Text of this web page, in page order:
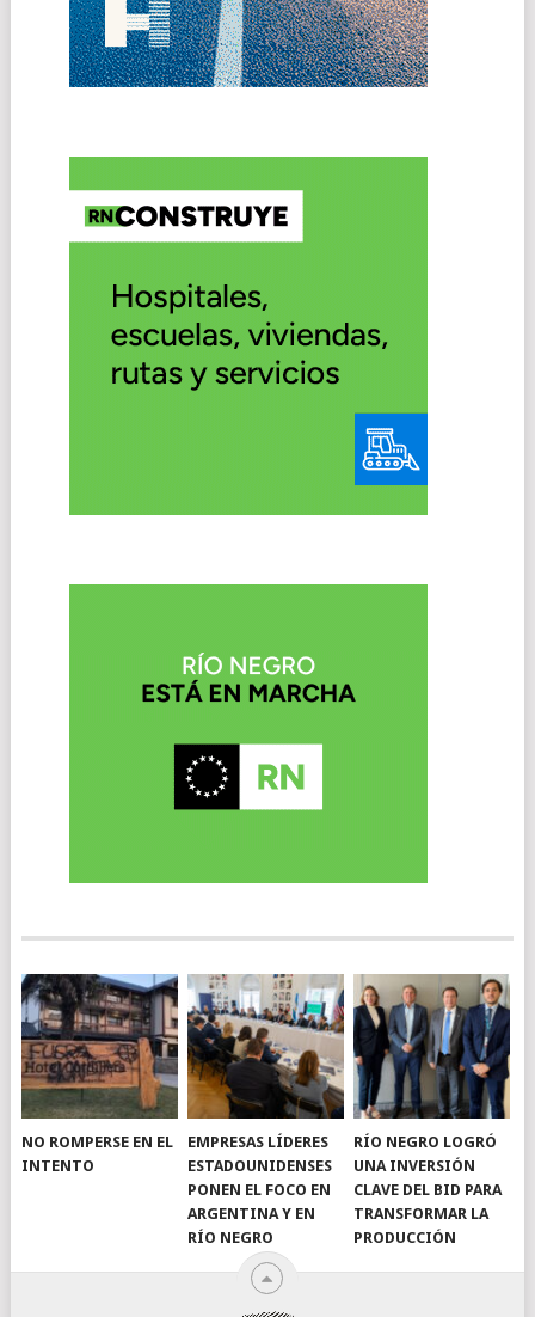
NO ROMPERSE EN EL
INTENTO
EMPRESAS LÍDERES
ESTADOUNIDENSES
PONEN EL FOCO EN
ARGENTINA Y EN
RÍO NEGRO
RÍO NEGRO LOGRÓ
UNA INVERSIÓN
CLAVE DEL BID PARA
TRANSFORMAR LA
PRODUCCIÓN